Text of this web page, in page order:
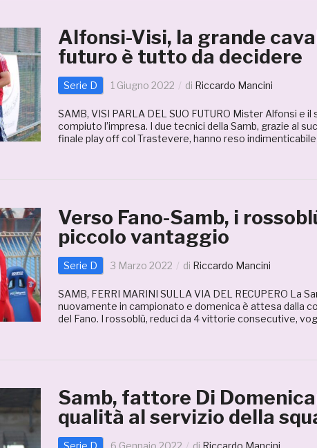
Alfonsi-Visi, la grande
futuro è tutto da decidere
Serie D 1 Giugno 2022 di Riccardo Mancini
SAMB, VISI PARLA DEL SUO FUTURO Mister Alfonsi e il
compiuto l’impresa. I due tecnici della Samb, grazie al
finale play off col Trastevere, hanno reso
Verso Fano-Samb, i
piccolo vantaggio
Serie D 3 Marzo 2022 di Riccardo Mancini
SAMB, FERRI MARINI SULLA VIA DEL RECUPERO La
nuovamente in campionato e domenica è attesa dalla
del Fano. I rossoblù, reduci da 4 vittorie consecutive,
Samb, fattore Di
qualità al servizio della
Serie D 6 Gennaio 2022 di Riccardo Mancini